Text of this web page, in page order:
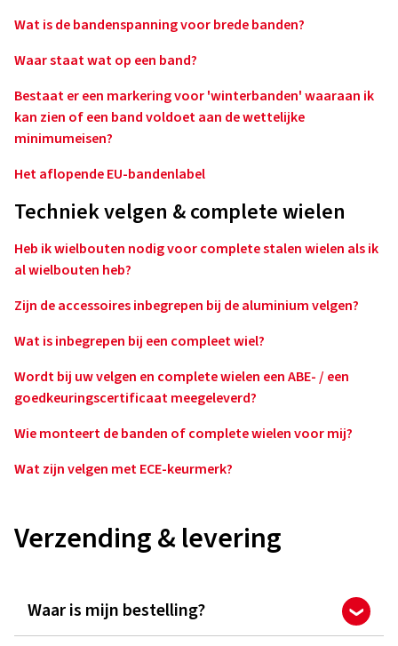
Wat is de bandenspanning voor brede banden?
Waar staat wat op een band?
Bestaat er een markering voor 'winterbanden' waaraan ik
kan zien of een band voldoet aan de wettelijke
minimumeisen?
Het aflopende EU-bandenlabel
Techniek velgen & complete wielen
Heb ik wielbouten nodig voor complete stalen wielen als ik
al wielbouten heb?
Zijn de accessoires inbegrepen bij de aluminium velgen?
Wat is inbegrepen bij een compleet wiel?
Wordt bij uw velgen en complete wielen een ABE- / een
goedkeuringscertificaat meegeleverd?
Wie monteert de banden of complete wielen voor mij?
Wat zijn velgen met ECE-keurmerk?
Verzending & levering
Waar is mijn bestelling?